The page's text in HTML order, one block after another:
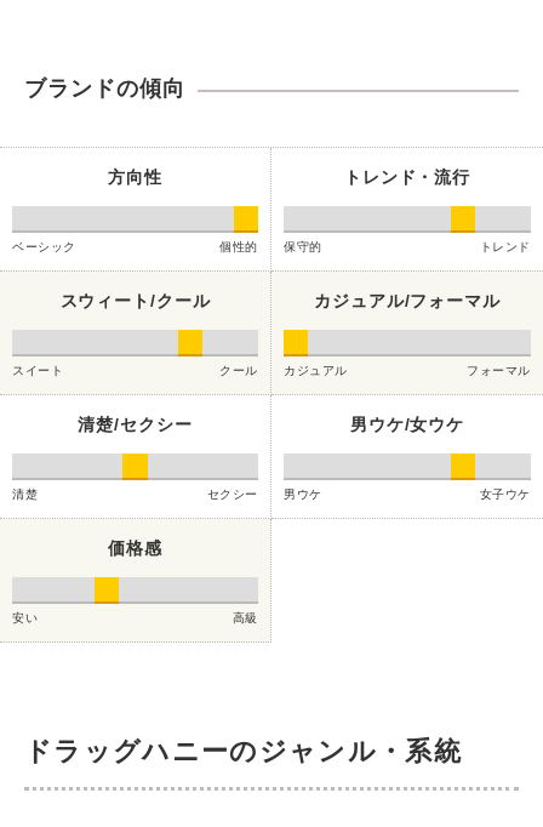
ブランドの傾向
方向性
ベーシック 個性的
トレンド・流行
保守的 トレンド
スウィート/クール
スイート クール
カジュアル/フォーマル
カジュアル フォーマル
清楚/セクシー
清楚 セクシー
男ウケ/女ウケ
男ウケ 女子ウケ
価格感
安い 高級
ドラッグハニーのジャンル・系統